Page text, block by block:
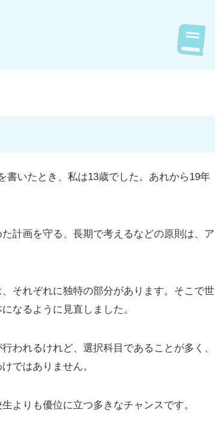
いたとき、私は13歳でした。あれから19年
計画を守る、長期で考えるなどの原則は、ア
それぞれに独特の部分があります。そこで世
なるように見直しました。
われるけれど、選択科目であることが多く、
ではありません。
よりも優位に立つ多きなチャンスです。